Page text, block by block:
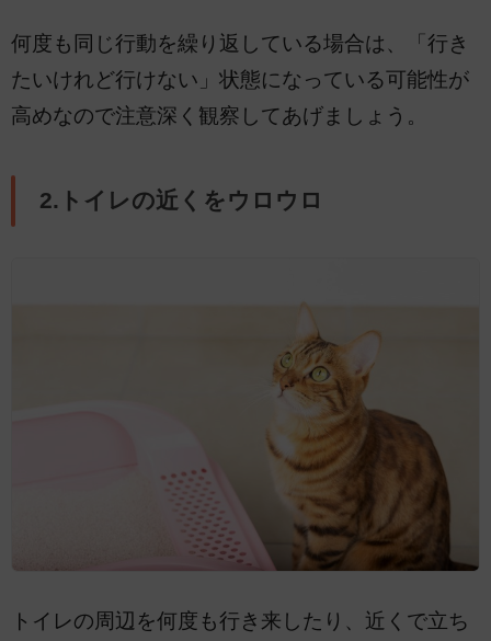
何度も同じ行動を繰り返している場合は、「行き
たいけれど行けない」状態になっている可能性が
高めなので注意深く観察してあげましょう。
2.トイレの近くをウロウロ
トイレの周辺を何度も行き来したり、近くで立ち